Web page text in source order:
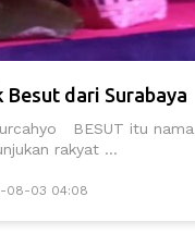
Besut dari Surabaya
BESUT itu nama
rakyat ...
08-03 04:08